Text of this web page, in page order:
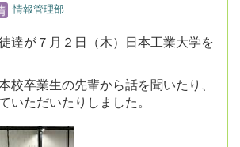
情報管理部
達が７月２日（木）日本工業大学を
校卒業生の先輩から話を聞いたり、
いただいたりしました。